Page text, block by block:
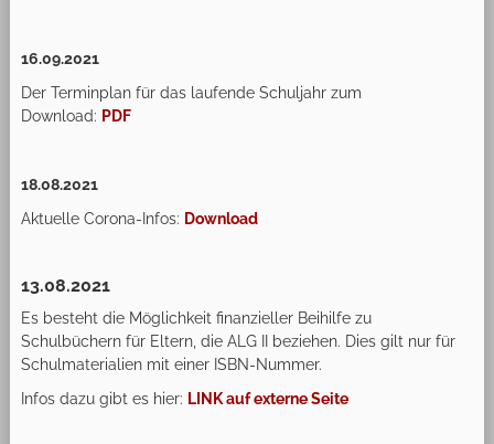
16.09.2021
Der Terminplan für das laufende Schuljahr zum
Download: PDF
18.08.2021
Aktuelle Corona-Infos: Download
13.08.2021
Es besteht die Möglichkeit finanzieller Beihilfe zu
Schulbüchern für Eltern, die ALG II beziehen. Dies gilt nur für
Schulmaterialien mit einer ISBN-Nummer.
Infos dazu gibt es hier: LINK auf externe Seite